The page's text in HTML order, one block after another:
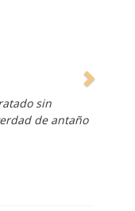
sin
de antaño